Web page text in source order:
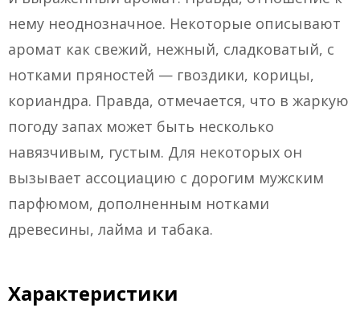
нему неоднозначное. Некоторые описывают
аромат как свежий, нежный, сладковатый, с
нотками пряностей — гвоздики, корицы,
кориандра. Правда, отмечается, что в жаркую
погоду запах может быть несколько
навязчивым, густым. Для некоторых он
вызывает ассоциацию с дорогим мужским
парфюмом, дополненным нотками
древесины, лайма и табака.
Характеристики